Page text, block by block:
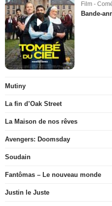
Film -
Bande-
Mutiny
La fin d’Oak Street
La Maison de nos rêves
Avengers: Doomsday
Soudain
Fantômas – Le nouveau monde
Justin le Juste